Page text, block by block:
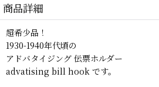
商品詳細
超希少品！
1930-1940年代頃の
アドバタイジング 伝票ホルダー
advatising bill hook です。